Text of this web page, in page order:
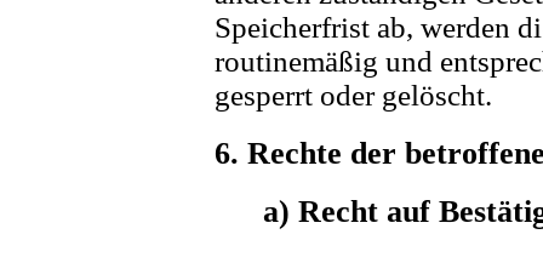
Speicherfrist ab, werden
routinemäßig und
gesperrt oder gelöscht.
6. Rechte der
a) Recht auf